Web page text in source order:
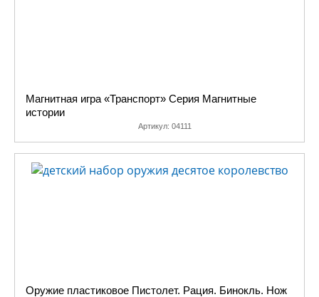
Магнитная игра «Транспорт» Серия Магнитные
истории
Артикул: 04111
Оружие пластиковое Пистолет. Рация. Бинокль. Нож